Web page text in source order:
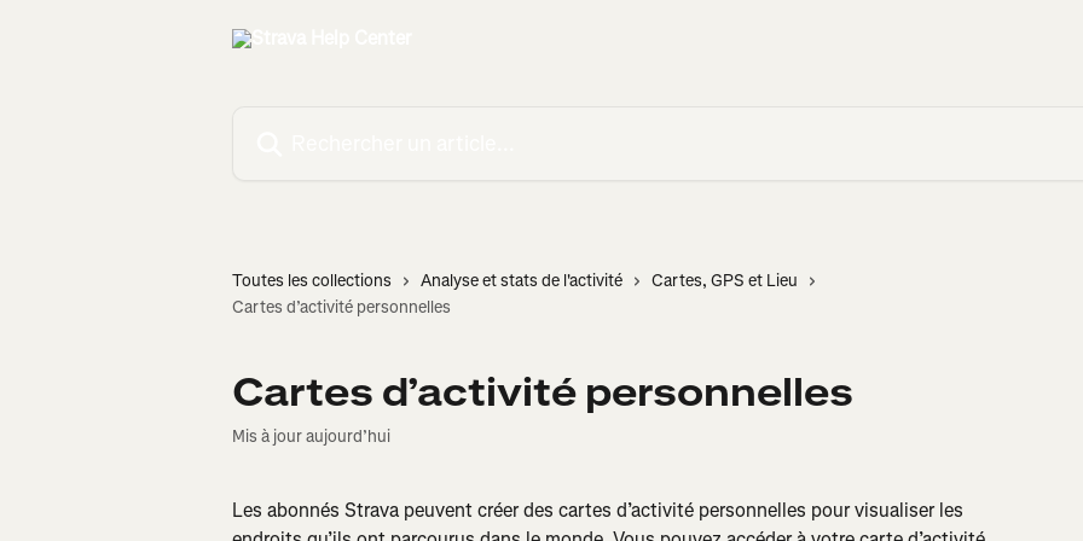
Toutes les collections Analyse et stats de l'activité
Cartes, GPS et Lieu
Cartes d’activité personnelles
Cartes d’activité personnelles
Mis à jour aujourd’hui
Les abonnés Strava peuvent créer des cartes d’activité personnelles pour visualiser les